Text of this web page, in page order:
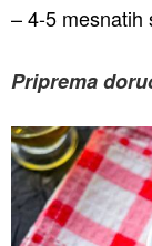
– 4-5 mesnatih
Priprema